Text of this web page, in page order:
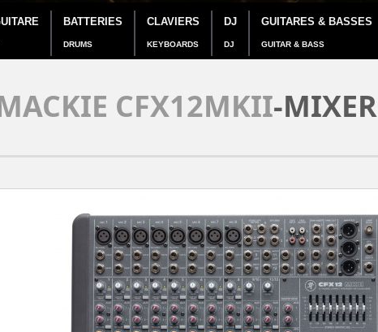
BATTERIES
DRUMS
CLAVIERS
KEYBOARDS
DJ
DJ
GUITARES & BASSES
GUITAR & BASS
CFX12MKII-MIXER